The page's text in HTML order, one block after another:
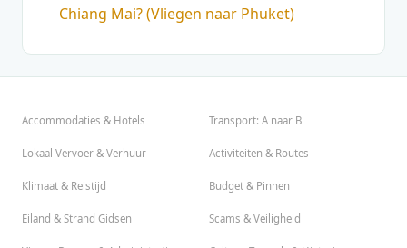
Chiang Mai? (Vliegen naar Phuket)
Accommodaties & Hotels Transport: A naar B
Lokaal Vervoer & Verhuur Activiteiten & Routes
Klimaat & Reistijd Budget & Pinnen
Eiland & Strand Gidsen Scams & Veiligheid